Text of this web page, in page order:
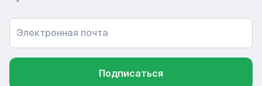
Электронная почта
Подписаться